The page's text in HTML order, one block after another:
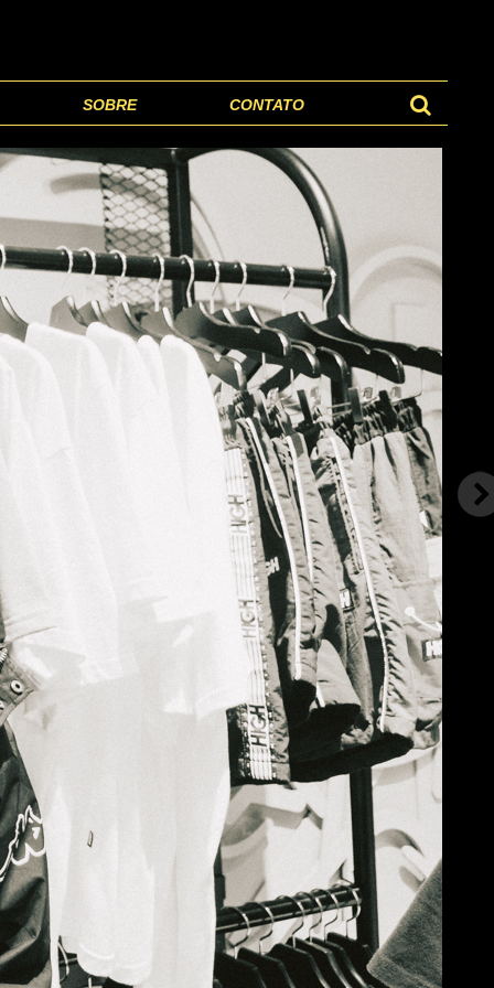
SOBRE CONTATO